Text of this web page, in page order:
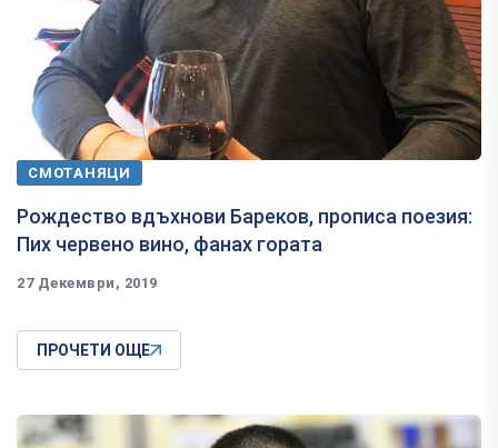
СМОТАНЯЦИ
Рождество вдъхнови Бареков, прописа поезия:
Пих червено вино, фанах гората
27 Декември, 2019
ПРОЧЕТИ ОЩЕ